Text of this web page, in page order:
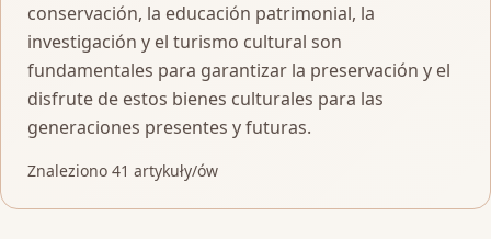
conservación, la educación patrimonial, la
investigación y el turismo cultural son
fundamentales para garantizar la preservación y el
disfrute de estos bienes culturales para las
generaciones presentes y futuras.
Znaleziono 41 artykuły/ów